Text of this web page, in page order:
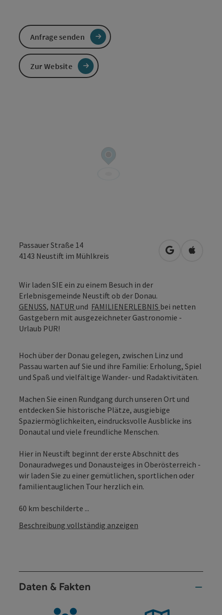
Passauer Straße 14
4143 Neustift im Mühlkreis in Google
in
Wir laden SIE ein zu einem Besuch in der
Erlebnisgemeinde Neustift ob der Donau.
GENUSS, NATUR und FAMILIENERLEBNIS bei netten
Gastgebern mit ausgezeichneter Gastronomie -
Urlaub PUR!
Hoch über der Donau gelegen, zwischen Linz und
Passau warten auf Sie und ihre Familie: Erholung, Spiel
und Spaß und vielfältige Wander- und Radaktivitäten.
Machen Sie einen Rundgang durch unseren Ort und
entdecken Sie historische Plätze, ausgiebige
Spaziermöglichkeiten, eindrucksvolle Ausblicke ins
Donautal und viele freundliche Menschen.
Hier in Neustift beginnt der erste Abschnitt des
Donauradweges und Donausteiges in Oberösterreich -
wir laden Sie zu einer gemütlichen, sportlichen oder
familientauglichen Tour herzlich ein.
60 km beschilderte ...
Beschreibung vollständig anzeigen
Daten & Fakten
Anfrage senden
Zur Website